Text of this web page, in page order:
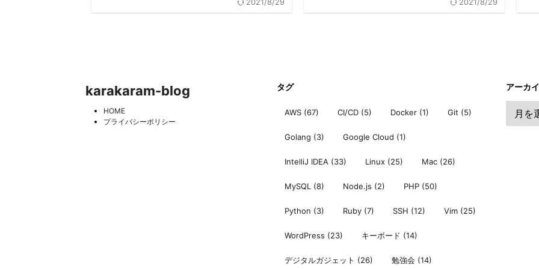
2021/8/29 2021/8/29
タグ
AWS (67) CI/CD (5) Docker (1) Git (5)
Golang (3) Google Cloud (1)
IntelliJ IDEA (33) Linux (25) Mac (26)
MySQL (8) Node.js (2) PHP (50)
Python (3) Ruby (7) SSH (12) Vim (25)
WordPress (23) キーボード (14)
デジタルガジェット (26) 勉強会 (14)
アーカ
karakaram-blog
HOME
プライバシーポリシー